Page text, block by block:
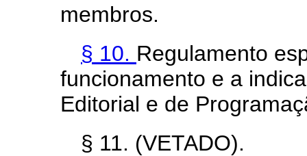
membros.
§ 10. Regulamento
funcionamento e a
Editorial e de
§ 11. (VETADO).